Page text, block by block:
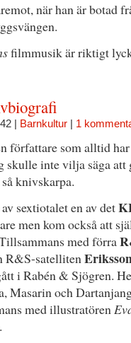
när han är botad
filmmusik är riktigt
| Barnkultur| 1
författare som alltid
skulle inte vilja säga att
knivskarpa.
sextiotalet en av det
men kom också att
med förra
R&S-satelliten
i Rabén & Sjögren.
Masarin och
med illustratören